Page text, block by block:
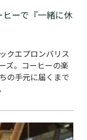
ヒーで『一緒に休
クエプロンバリス
ズ。コーヒーの楽
の手元に届くまで